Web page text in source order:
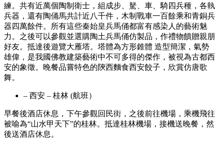
練。共有近萬個陶制衛士，組成步、駑、車、騎四兵種，各執
兵器，還有陶俑馬共計近八千件，木制戰車一百餘乘和青銅兵
器四萬餘件。所有這些秦始皇兵馬俑都富有感染人的藝術魅
力。之後可以參觀並選購陶土兵馬俑仿製品，作禮物饋贈親朋
好友。抵達後遊覽大雁塔。塔體為方形錐體 造型簡潔，氣勢
雄偉，是我國佛教建築藝術中不可多得的傑作，被視為古都西
安的象徵。晚餐品嘗特色的陝西麵食西安餃子，欣賞仿唐歌
舞。
– 西安 – 桂林 (航班）
早餐後酒店休息，下午參觀回民街，之後前往機場，乘機飛往
被喻為“山水甲天下”的桂林。抵達桂林機場，接機送晚餐，然
後送酒店休息。